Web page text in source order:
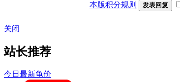
本版积分规则 发表回复
关闭
站长推荐
今日最新龟价